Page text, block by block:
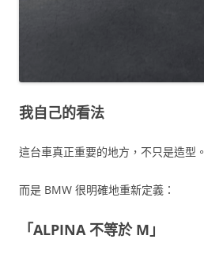
我自己的看法
這台車真正重要的地方，不只是造型。
而是 BMW 很明確地重新定義：
「ALPINA 不等於 M」